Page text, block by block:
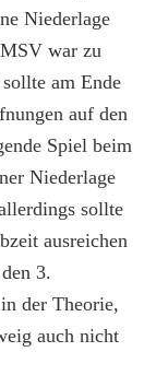
Niederlage
war zu
am Ende
auf den
Spiel beim
Niederlage
sollte
ausreichen
3.
der Theorie,
auch nicht